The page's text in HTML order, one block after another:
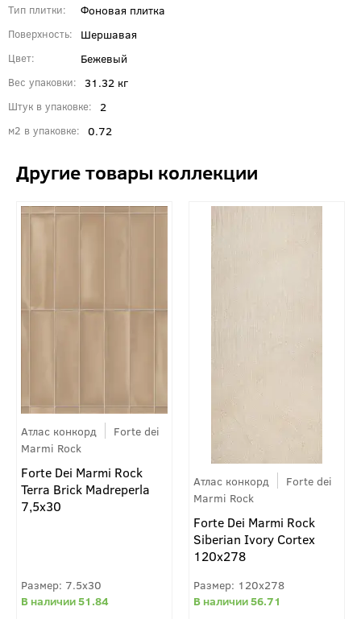
Тип плитки Фоновая плитка
Поверхность Шершавая
Цвет Бежевый
Вес упаковки 31.32 кг
Штук в упаковке 2
м2 в упаковке 0.72
Атлас конкорд
Forte dei
Marmi Rock
Forte Dei Marmi Rock
Terra Brick Madreperla
7,5x30
7.5x30
51.84
Атлас конкорд
Forte dei
Marmi Rock
Forte Dei Marmi Rock
Siberian Ivory Cortex
120x278
120x278
56.71